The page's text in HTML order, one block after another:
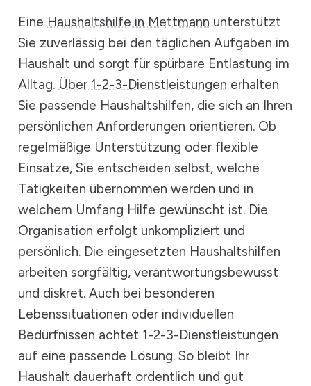
Eine Haushaltshilfe in Mettmann unterstützt
Sie zuverlässig bei den täglichen Aufgaben im
Haushalt und sorgt für spürbare Entlastung im
Alltag. Über 1-2-3-Dienstleistungen erhalten
Sie passende Haushaltshilfen, die sich an Ihren
persönlichen Anforderungen orientieren. Ob
regelmäßige Unterstützung oder flexible
Einsätze, Sie entscheiden selbst, welche
Tätigkeiten übernommen werden und in
welchem Umfang Hilfe gewünscht ist. Die
Organisation erfolgt unkompliziert und
persönlich. Die eingesetzten Haushaltshilfen
arbeiten sorgfältig, verantwortungsbewusst
und diskret. Auch bei besonderen
Lebenssituationen oder individuellen
Bedürfnissen achtet 1-2-3-Dienstleistungen
auf eine passende Lösung. So bleibt Ihr
Haushalt dauerhaft ordentlich und gut